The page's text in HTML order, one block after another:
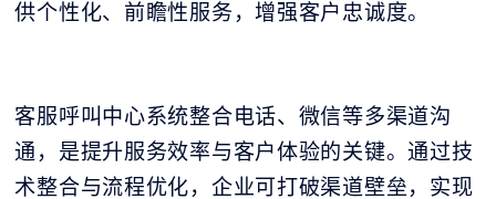
供个性化、前瞻性服务，增强客户忠诚度。
客服呼叫中心系统整合电话、微信等多渠道沟
通，是提升服务效率与客户体验的关键。通过技
术整合与流程优化，企业可打破渠道壁垒，实现